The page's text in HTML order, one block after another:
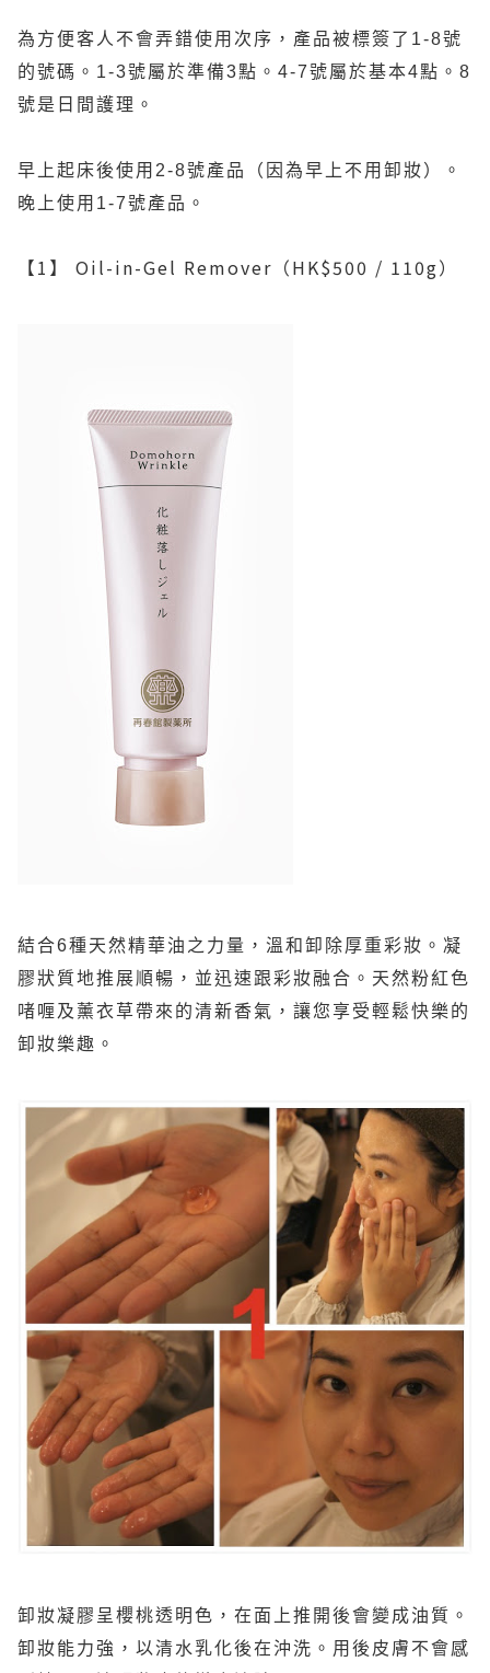
為方便客人不會弄錯使用次序，產品被標簽了 1-8號
的號碼。 1-3號屬於準備3點。 4-7號屬於基本4點。 8
號是日間護理。
早上起床後使用 2-8號產品（因為早上不用卸妝）。
晚上使用 1-7號產品。
【1 】 Oil-in-Gel Remover （HK$500 / 110g）
結合6種天然精華油之力量，溫和卸除厚重彩妝。凝
膠狀質地推展順暢，並迅速跟彩妝融合。天然粉紅色
啫喱及薰衣草帶來的清新香氣，讓您享受輕鬆快樂的
卸妝樂趣。
卸妝凝膠呈櫻桃透明色，在面上推開後會變成油質。
卸妝能力強，以清水乳化後在沖洗。用後皮膚不會感